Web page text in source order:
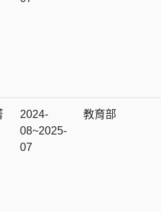
2024-
08~2025-
07
教育部